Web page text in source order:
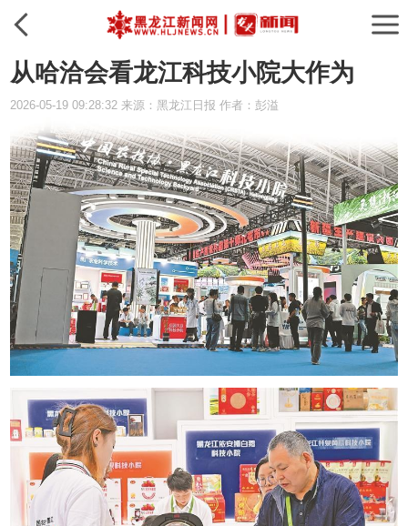
从哈洽会看龙江科技小院大作为
2026-05-19 09:28:32 来源：黑龙江日报 作者：彭溢